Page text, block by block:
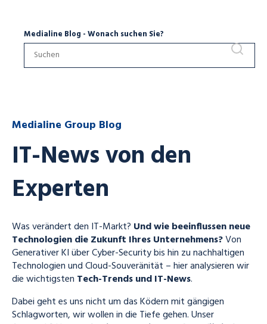
Medialine Blog - Wonach suchen Sie?
Medialine Group Blog
IT-News von den
Experten
Was verändert den IT-Markt? Und wie beeinflussen neue
Technologien die Zukunft Ihres Unternehmens?Von
Generativer KI über Cyber-Security bis hin zu nachhaltigen
Technologien und Cloud-Souveränität – hier analysieren wir
die wichtigsten Tech-Trends und IT-News.
Dabei geht es uns nicht um das Ködern mit gängigen
Schlagworten, wir wollen in die Tiefe gehen. Unser